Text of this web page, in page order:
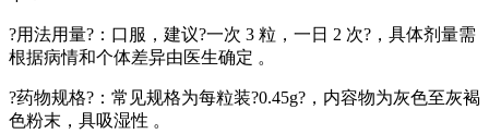
?用法用量?：口服，建议?一次 3 粒，一日 2 次?，具体剂量需
根据病情和个体差异由医生确定 。
?药物规格?：常见规格为每粒装?0.45g?，内容物为灰色至灰褐
色粉末，具吸湿性 。